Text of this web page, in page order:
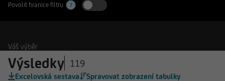
Povolit hranice filtru ?
Váš výběr
Výsledky 119
Excelovská sestava Spravovat zobrazení tabulky